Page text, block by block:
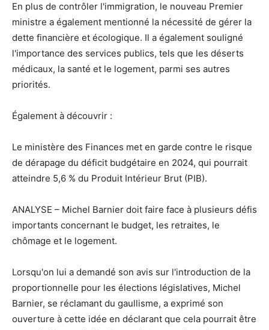
En plus de contrôler l'immigration, le nouveau Premier
ministre a également mentionné la nécessité de gérer la
dette financière et écologique. Il a également souligné
l'importance des services publics, tels que les déserts
médicaux, la santé et le logement, parmi ses autres
priorités.
Également à découvrir :
Le ministère des Finances met en garde contre le risque
de dérapage du déficit budgétaire en 2024, qui pourrait
atteindre 5,6 % du Produit Intérieur Brut (PIB).
ANALYSE – Michel Barnier doit faire face à plusieurs défis
importants concernant le budget, les retraites, le
chômage et le logement.
Lorsqu'on lui a demandé son avis sur l'introduction de la
proportionnelle pour les élections législatives, Michel
Barnier, se réclamant du gaullisme, a exprimé son
ouverture à cette idée en déclarant que cela pourrait être